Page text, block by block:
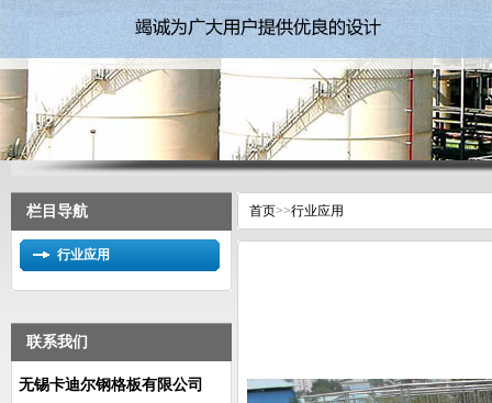
栏目导航
行业应用
联系我们
无锡卡迪尔钢格板有限公司
首页>>行业应用